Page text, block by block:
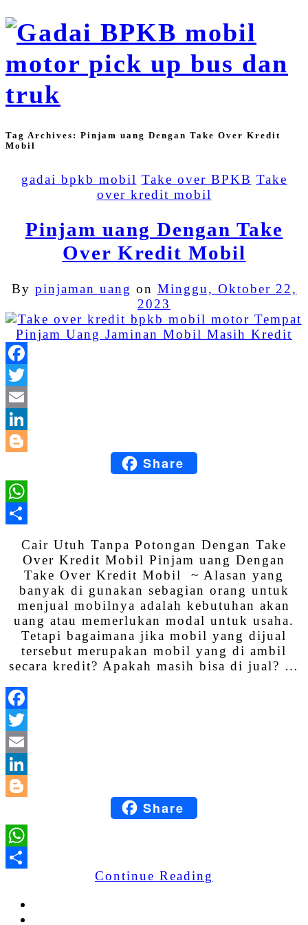
Tag Archives: Pinjam uang Dengan Take Over Kredit
Mobil
gadai bpkb mobil Take over BPKB Take
over kredit mobil
Pinjam uang Dengan Take
Over Kredit Mobil
By pinjaman uang on Minggu, Oktober 22,
2023
BloggerShare
Cair Utuh Tanpa Potongan Dengan Take
Over Kredit Mobil Pinjam uang Dengan
Take Over Kredit Mobil ~ Alasan yang
banyak di gunakan sebagian orang untuk
menjual mobilnya adalah kebutuhan akan
uang atau memerlukan modal untuk usaha.
Tetapi bagaimana jika mobil yang dijual
tersebut merupakan mobil yang di ambil
secara kredit? Apakah masih bisa di jual? …
BloggerShare
Share
Continue Reading